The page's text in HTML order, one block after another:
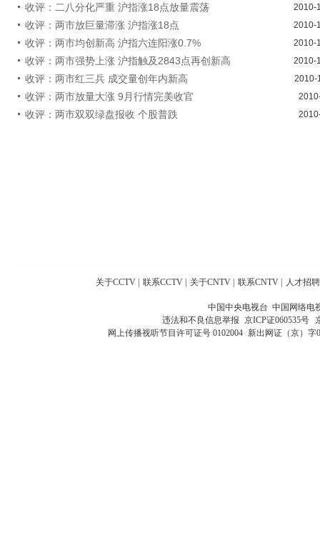
收评：二八分化严重 沪指涨18点放量震荡 2010-
收评：两市放巨量滞涨 沪指涨18点 2010-
收评：两市均创新高 沪指六连阳涨0.7% 2010-
收评：两市强势上涨 沪指触及2843点再创新高 2010-
收评：两市红三兵 成交量创年内新高 2010-
收评：两市放量大涨 9月行情完美收官
收评：两市双双绿盘报收 个股普跌
关于CCTV | 联系CCTV | 关于CNTV | 联系CNTV | 人才招聘
中国中央电视台 中国网络电
违法和不良信息举报 京ICP证060535号
网上传播视听节目许可证号 0102004 新出网证（京）